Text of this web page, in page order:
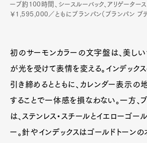
ーブ約100時間、シースルーバック、アリゲーター
￥1,595,000／ともにブランパン（ブランパン ブテ
初のサーモンカラーの文字盤は、美し
が光を受けて表情を変える。インデック
引き締めるとともに、カレンダー表示
することで一体感を損なわない。一方、
は、ステンレス・スチールとイエローゴー
ー。針やインデックスはゴールドトーン